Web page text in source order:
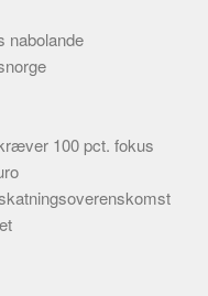
nabolande
100 pct. fokus